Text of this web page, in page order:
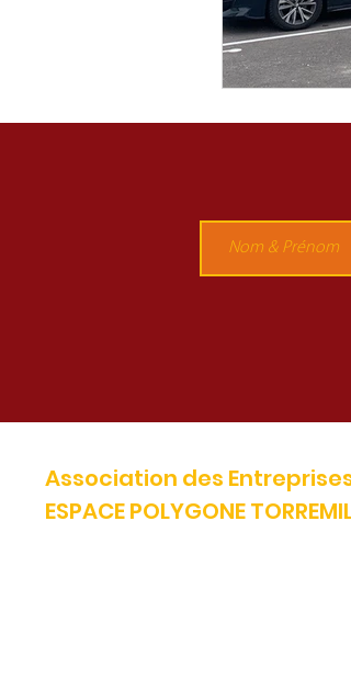
Association des
ESPACE POLYGONE